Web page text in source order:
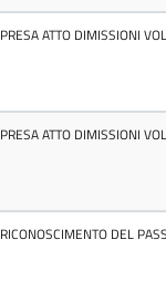
PRESA ATTO DIMISSIONI
PRESA ATTO DIMISSIONI
RICONOSCIMENTO DEL